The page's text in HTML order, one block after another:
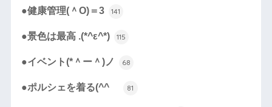
●健康管理(＾O)＝3 141
●景色は最高 .(*^ε^*) 115
●イベント(*＾ー＾)ノ 68
●ポルシェを着る(^^ゞ 81